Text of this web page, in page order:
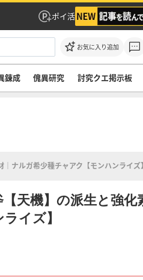
ポイ活
お気に入り追加
錬成 傀異研究 討究クエ掲示板
ナルガ希少種チャアク【モンハンライズ】
【天機】の派生と強
イズ】